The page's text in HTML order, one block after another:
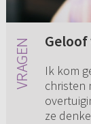
Ik kom
christen
ze